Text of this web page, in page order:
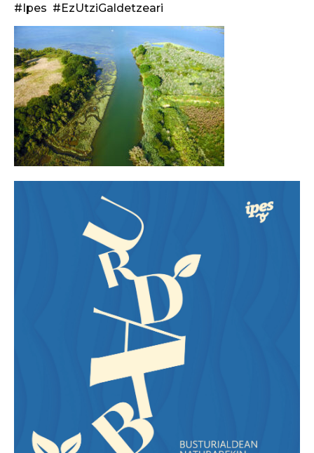
#Ipes #EzUtziGaldetzeari